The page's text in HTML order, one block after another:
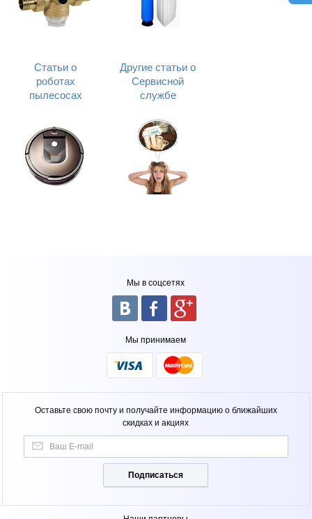
Статьи о
роботах
пылесосах
Другие статьи о
Сервисной
службе
Мы в соцсетях
Мы принимаем
Оставьте свою почту и получайте информацию о ближайших
скидках и акциях
Подписаться